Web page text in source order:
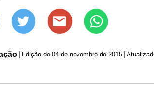
Edição de 04 de novembro de 2015